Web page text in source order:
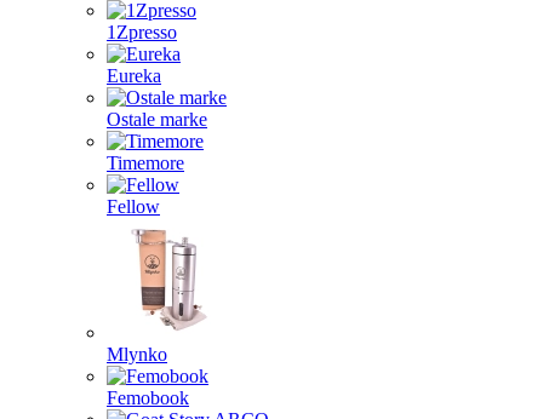
1Zpresso
Eureka
Ostale marke
Timemore
Fellow
Mlynko
Femobook